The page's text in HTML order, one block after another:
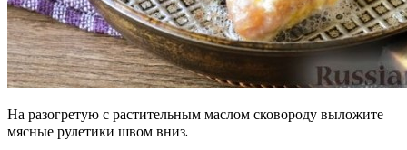
На разогретую с растительным маслом сковороду выложите
мясные рулетики швом вниз.